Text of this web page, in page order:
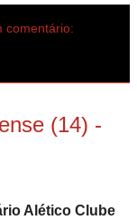
comentário:
(14) -
Alético Clube